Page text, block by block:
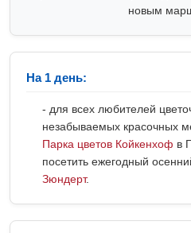
новым
На 1 день:
- для всех любителей
незабываемых красочных
Парка цветов Койкенхоф в
посетить ежегодный
Зюндерт.